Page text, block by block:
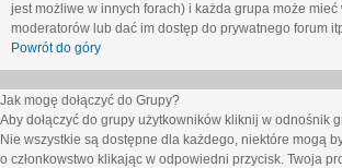
jest możliwe w innych forach) i każda grupa może
moderatorów lub dać im dostęp do prywatnego forum
Powrót do góry
Jak mogę dołączyć do Grupy?
Aby dołączyć do grupy użytkowników kliknij w odnośnik
Nie wszystkie są dostępne dla każdego, niektóre mogą
o członkowstwo klikając w odpowiedni przycisk. Twoja